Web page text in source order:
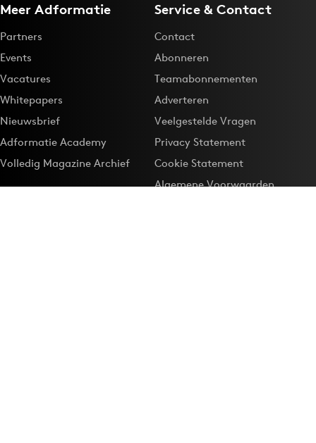
Meer Adformatie
Partners
Events
Vacatures
Whitepapers
Nieuwsbrief
Adformatie Academy
Volledig Magazine Archief
Service & Contact
Contact
Abonneren
Teamabonnementen
Adverteren
Veelgestelde Vragen
Privacy Statement
Cookie Statement
Algemene Voorwaarden